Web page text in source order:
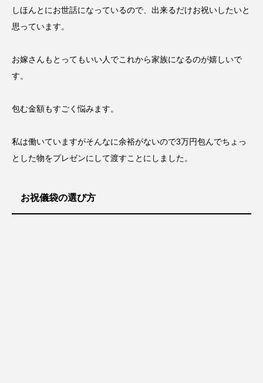
しほんとにお世話になっているので、出来るだけお祝いしたいと
思っています。
お嫁さんもとってもいい人でこれから家族になるのが嬉しいで
す。
包む金額もすごく悩みます。
私は働いていますがそんなに余裕がないので3万円包んでちょっ
とした物をプレゼンにして渡すことにしました。
お祝儀袋の選び方